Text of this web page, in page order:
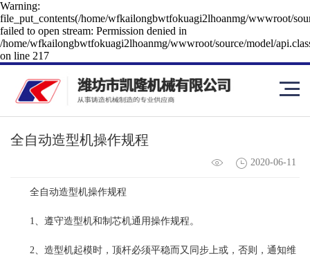
Warning:
file_put_contents(/home/wfkailongbwtfokuagi2lhoanmg/wwwroot/
failed to open stream: Permission denied in
/home/wfkailongbwtfokuagi2lhoanmg/wwwroot/source/model/
on line 217
全自动造型机操作规程
2020-06-11
全自动造型机操作规程
1、遵守造型机和制芯机通用操作规程。
2、造型机起模时，顶杆必须平稳而又同步上或，否则，通知维